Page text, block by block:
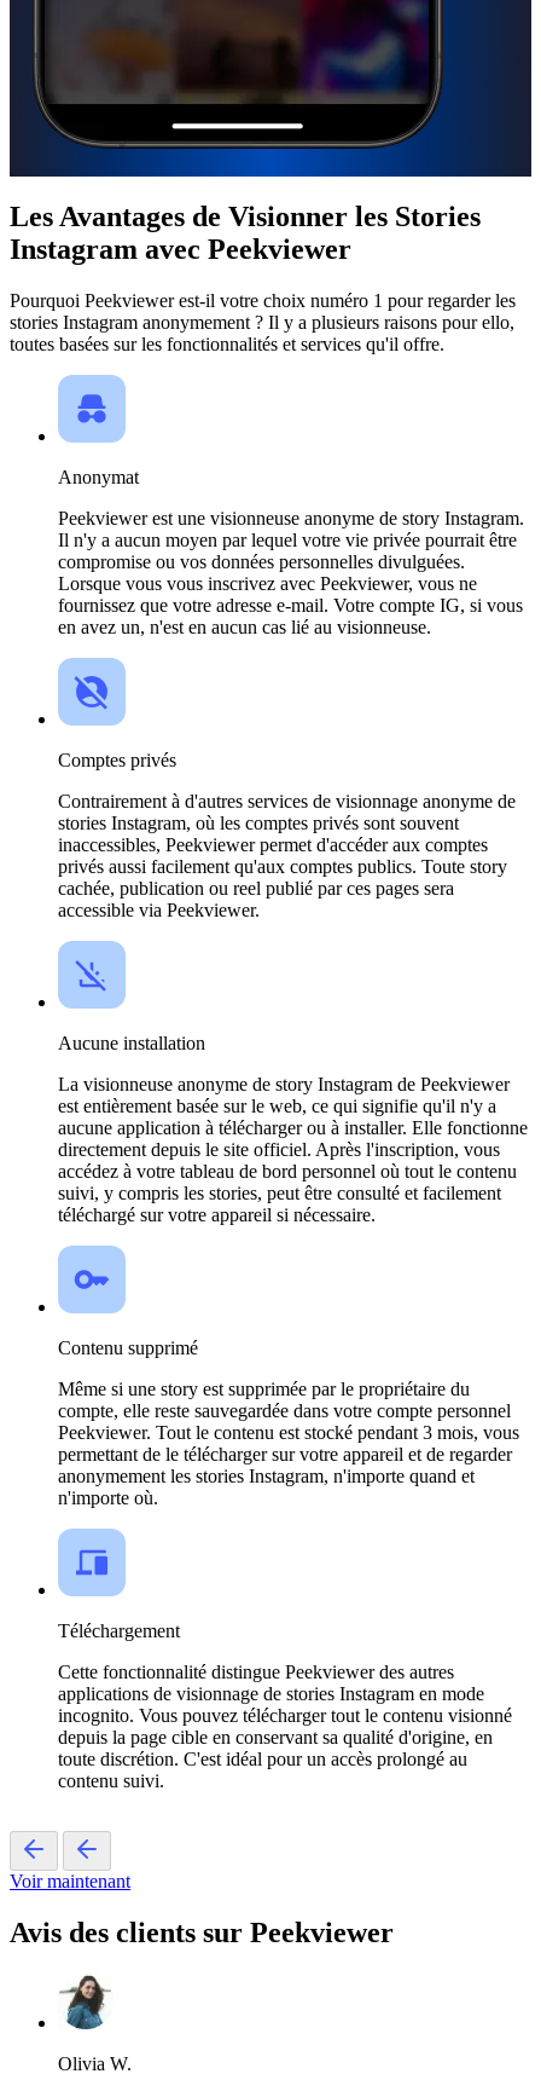
Les Avantages de Visionner les Stories
Instagram avec Peekviewer
Pourquoi Peekviewer est-il votre choix numéro 1 pour regarder les
stories Instagram anonymement ? Il y a plusieurs raisons pour ello,
toutes basées sur les fonctionnalités et services qu'il offre.
Anonymat
Peekviewer est une visionneuse anonyme de story Instagram.
Il n'y a aucun moyen par lequel votre vie privée pourrait être
compromise ou vos données personnelles divulguées.
Lorsque vous vous inscrivez avec Peekviewer, vous ne
fournissez que votre adresse e-mail. Votre compte IG, si vous
en avez un, n'est en aucun cas lié au visionneuse.
Comptes privés
Contrairement à d'autres services de visionnage anonyme de
stories Instagram, où les comptes privés sont souvent
inaccessibles, Peekviewer permet d'accéder aux comptes
privés aussi facilement qu'aux comptes publics. Toute story
cachée, publication ou reel publié par ces pages sera
accessible via Peekviewer.
Aucune installation
La visionneuse anonyme de story Instagram de Peekviewer
est entièrement basée sur le web, ce qui signifie qu'il n'y a
aucune application à télécharger ou à installer. Elle fonctionne
directement depuis le site officiel. Après l'inscription, vous
accédez à votre tableau de bord personnel où tout le contenu
suivi, y compris les stories, peut être consulté et facilement
téléchargé sur votre appareil si nécessaire.
Contenu supprimé
Même si une story est supprimée par le propriétaire du
compte, elle reste sauvegardée dans votre compte personnel
Peekviewer. Tout le contenu est stocké pendant 3 mois, vous
permettant de le télécharger sur votre appareil et de regarder
anonymement les stories Instagram, n'importe quand et
n'importe où.
Téléchargement
Cette fonctionnalité distingue Peekviewer des autres
applications de visionnage de stories Instagram en mode
incognito. Vous pouvez télécharger tout le contenu visionné
depuis la page cible en conservant sa qualité d'origine, en
toute discrétion. C'est idéal pour un accès prolongé au
contenu suivi.
Voir maintenant
Avis des clients sur Peekviewer
Olivia W.